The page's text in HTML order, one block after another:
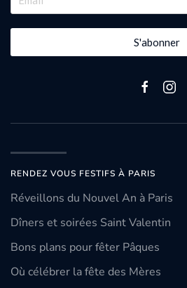
S'abonner
RENDEZ VOUS FESTIFS À PARIS
Réveillons du Nouvel An à Paris
Dîners et soirées Saint Valentin
Bons plans pour fêter Pâques
Où célébrer la fête des Mères